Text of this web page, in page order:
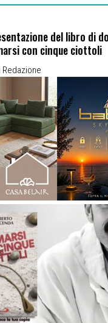
del libro di
con cinque ciottoli
Redazione